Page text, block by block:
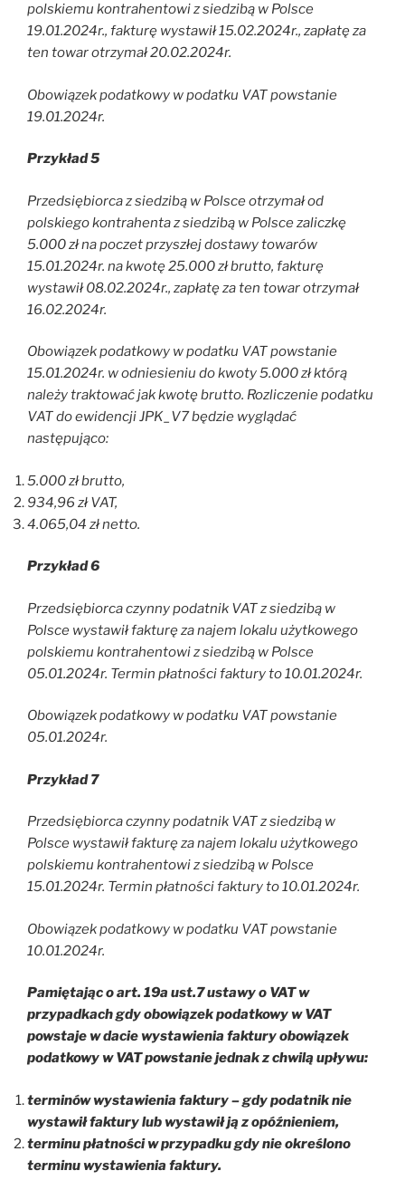
polskiemu kontrahentowi z siedzibą w Polsce
19.01.2024r., fakturę wystawił 15.02.2024r., zapłatę za
ten towar otrzymał 20.02.2024r.
Obowiązek podatkowy w podatku VAT powstanie
19.01.2024r.
Przykład 5
Przedsiębiorca z siedzibą w Polsce otrzymał od
polskiego kontrahenta z siedzibą w Polsce zaliczkę
5.000 zł na poczet przyszłej dostawy towarów
15.01.2024r. na kwotę 25.000 zł brutto, fakturę
wystawił 08.02.2024r., zapłatę za ten towar otrzymał
16.02.2024r.
Obowiązek podatkowy w podatku VAT powstanie
15.01.2024r. w odniesieniu do kwoty 5.000 zł którą
należy traktować jak kwotę brutto. Rozliczenie podatku
VAT do ewidencji JPK_V7 będzie wyglądać
następująco:
5.000 zł brutto,
934,96 zł VAT,
4.065,04 zł netto.
Przykład 6
Przedsiębiorca czynny podatnik VAT z siedzibą w
Polsce wystawił fakturę za najem lokalu użytkowego
polskiemu kontrahentowi z siedzibą w Polsce
05.01.2024r. Termin płatności faktury to 10.01.2024r.
Obowiązek podatkowy w podatku VAT powstanie
05.01.2024r.
Przykład 7
Przedsiębiorca czynny podatnik VAT z siedzibą w
Polsce wystawił fakturę za najem lokalu użytkowego
polskiemu kontrahentowi z siedzibą w Polsce
15.01.2024r. Termin płatności faktury to 10.01.2024r.
Obowiązek podatkowy w podatku VAT powstanie
10.01.2024r.
Pamiętając o art. 19a ust.7 ustawy o VAT w
przypadkach gdy obowiązek podatkowy w VAT
powstaje w dacie wystawienia faktury obowiązek
podatkowy w VAT powstanie jednak z chwilą upływu:
terminów wystawienia faktury – gdy podatnik nie
wystawił faktury lub wystawił ją z opóźnieniem,
terminu płatności w przypadku gdy nie określono
terminu wystawienia faktury.